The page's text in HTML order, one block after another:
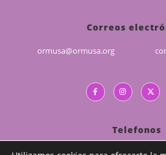
Correos
ormusa@ormusa.org
Telefonos